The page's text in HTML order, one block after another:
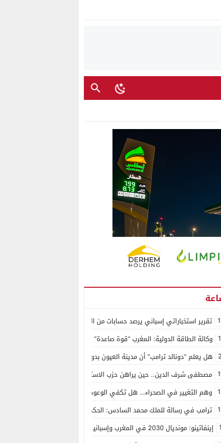
تقرير استخباراتي إسباني يرصد حسابات من الجزائر وأرقاما بـ”213+” ضمن حملة رقمية منظمة حرّضت على اقتحام سبتة
وكالة الطاقة الدولية: المغرب “قوة صاعدة” في سوق المعادن الاستراتيجية
هل يعلم “دونالد ترامب” أن مدينة العيون بدون ماء؟
مصطفى شرف الدين.. حين يراهن حزب الاستقلال على الكفاءة ويمنح الشباب
وهم التغيير في الصحراء… هل تكفي الوعود الفارغة لصناعة الواقع؟
ترامب في رسالة للملك محمد السادس: الحكم الذاتي هو الأساس الوحيد لحل
إينفاتينو: مونديال 2030 في المغرب وإسبانيا والبرتغال سيكون “الأجمل في التاريخ”